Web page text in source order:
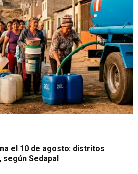
el 10 de agosto: distritos
Sedapal